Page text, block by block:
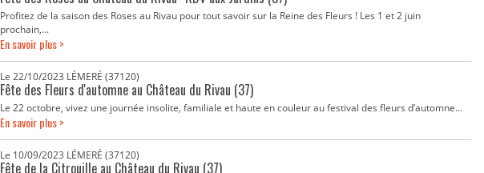
Profitez de la saison des Roses au Rivau pour tout savoir sur la Reine des Fleurs ! Les 1 et 2 juin
prochain,...
En savoir plus >
Le 22/10/2023 LÉMERÉ (37120)
Fête des Fleurs d'automne au Château du Rivau (37)
Le 22 octobre, vivez une journée insolite, familiale et haute en couleur au festival des fleurs d’automne...
En savoir plus >
Le 10/09/2023 LÉMERÉ (37120)
Fête de la Citrouille au Château du Rivau (37)